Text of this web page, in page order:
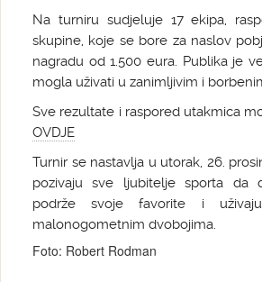
Na turniru sudjeluje 17 ekipa,
skupine, koje se bore za naslov
nagradu od 1.500 eura. Publika je
mogla uživati u zanimljivim i
Sve rezultate i raspored utakmica
OVDJE
Turnir se nastavlja u utorak, 26.
pozivaju sve ljubitelje sporta da
podrže svoje favorite i
malonogometnim dvobojima.
Foto: Robert Rodman